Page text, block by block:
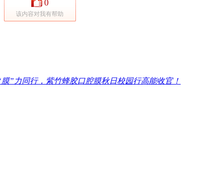
0
该内容对我有帮助
”力同行，紫竹蜂胶口腔膜秋日校园行高能收官！